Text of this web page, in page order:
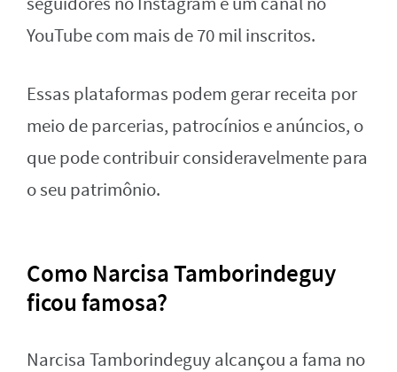
YouTube com mais de 70 mil inscritos.
Essas plataformas podem gerar receita por
meio de parcerias, patrocínios e anúncios, o
que pode contribuir consideravelmente para
o seu patrimônio.
Como Narcisa Tamborindeguy
ficou famosa?
Narcisa Tamborindeguy alcançou a fama no